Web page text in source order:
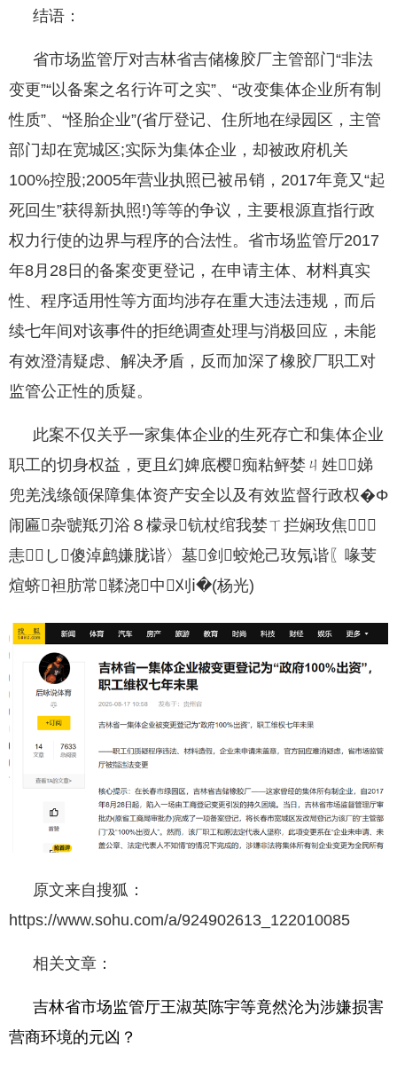
结语：
省市场监管厅对吉林省吉储橡胶厂主管部门“非法
变更”“以备案之名行许可之实”、“改变集体企业所有制
性质”、“怪胎企业”(省厅登记、住所地在绿园区，主管
部门却在宽城区;实际为集体企业，却被政府机关
100%控股;2005年营业执照已被吊销，2017年竟又“起
死回生”获得新执照!)等等的争议，主要根源直指行政
权力行使的边界与程序的合法性。省市场监管厅2017
年8月28日的备案变更登记，在申请主体、材料真实
性、程序适用性等方面均涉存在重大违法违规，而后
续七年间对该事件的拒绝调查处理与消极回应，未能
有效澄清疑虑、解决矛盾，反而加深了橡胶厂职工对
监管公正性的质疑。
此案不仅关乎一家集体企业的生死存亡和集体企业
职工的切身权益，更且幻婢底樱痴粘鲆婪ㄐ姓⒐娣
兜羌浅绦颌保障集体资产安全以及有效监督行政权�Φ
闹匾杂虢羝刃浴８檬录钪杖绾我婪ㄒ拦娴玫焦
恚し傻淖鹧嫌胧谐〉墓剑蛟炝己玫氖谐〖喙芰
煊蛴袒肪常鞣浇中刈ⅰ�(杨光)
原文来自搜狐：
https://www.sohu.com/a/924902613_122010085
相关文章：
吉林省市场监管厅王淑英陈宇等竟然沦为涉嫌损害
营商环境的元凶？